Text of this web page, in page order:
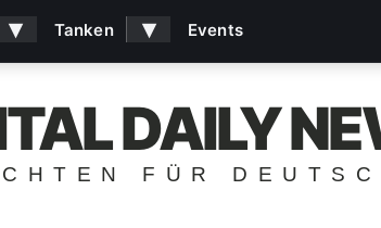
DAILY
FÜR
▾ Tanken ▾ Events